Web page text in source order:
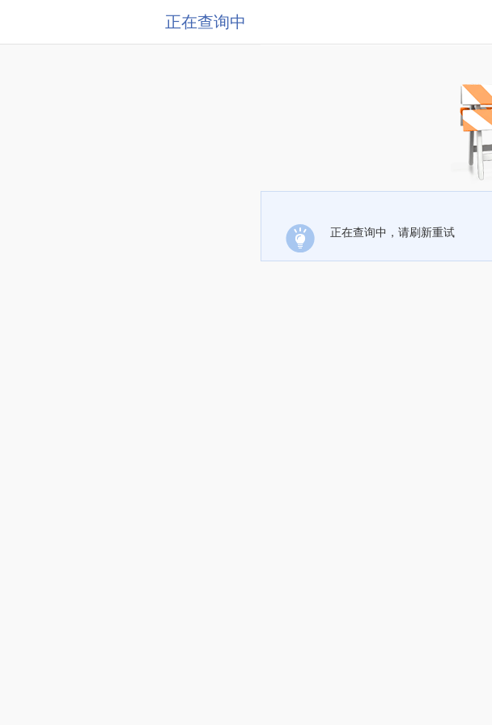
正在查询中
正在查询中，请刷新重试